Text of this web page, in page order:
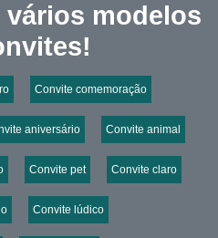
vários modelos
Convite comemoração
aniversário Convite animal
Convite pet Convite claro
Convite lúdico